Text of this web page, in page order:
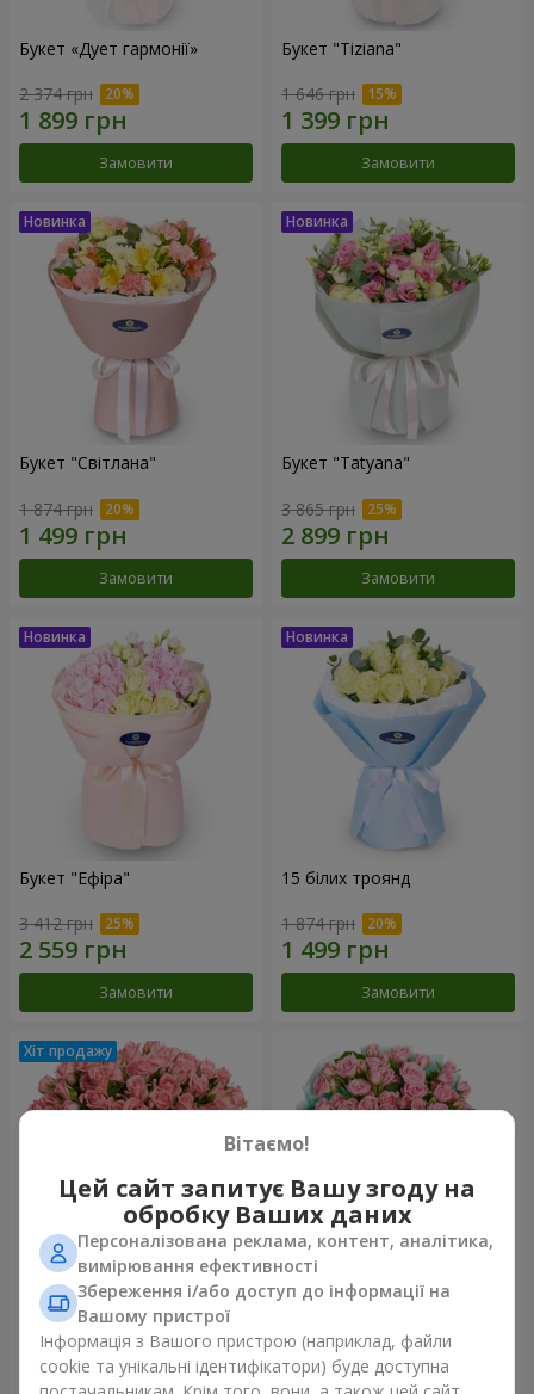
Букет «Дует гармонії»
2 374 грн
Замовити
Букет "Tiziana"
1 646 грн
Замовити
Букет "Світлана"
1 874 грн
Замовити
Букет "Tatyana"
3 865 грн
Замовити
Букет "Ефіра"
3 412 грн
Замовити
15 білих троянд
1 874 грн
Замовити
Квіти в коробці "Рожевий
оазис"
2 449 грн
Композиція "Балада про
маму"
2 074 грн
Вітаємо!
Цей сайт запитує Вашу згоду на
обробку Ваших даних
Персоналізована реклама, контент, аналітика,
вимірювання ефективності
Збереження і/або доступ до інформації на
Вашому пристрої
Інформація з Вашого пристрою (наприклад, файли
cookie та унікальні ідентифікатори) буде доступна